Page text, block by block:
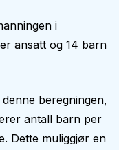
i
ansatt og 14 barn
beregningen,
antall barn per
Dette muliggjør en